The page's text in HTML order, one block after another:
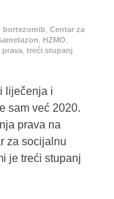
bortezomib Centar za
HZMO
prava treći stupanj
liječenja i
sam već 2020.
prava na
za socijalnu
je treći stupanj